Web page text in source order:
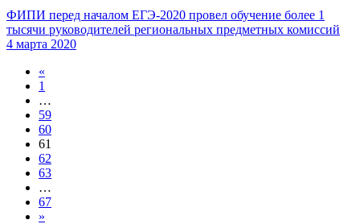
ФИПИ перед началом ЕГЭ-2020 провел обучение более 1
тысячи руководителей региональных предметных комиссий
4 марта 2020
«
1
…
59
60
61
62
63
…
67
»